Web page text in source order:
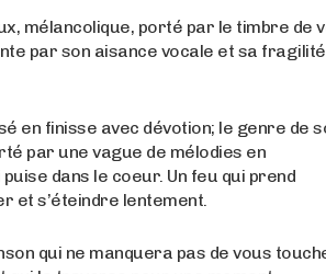
mélancolique, porté par le timbre de
par son aisance vocale et sa fragilité
en finisse avec dévotion; le genre de
par une vague de mélodies en
dans le coeur. Un feu qui prend
et s’éteindre lentement.
qui ne manquera pas de vous